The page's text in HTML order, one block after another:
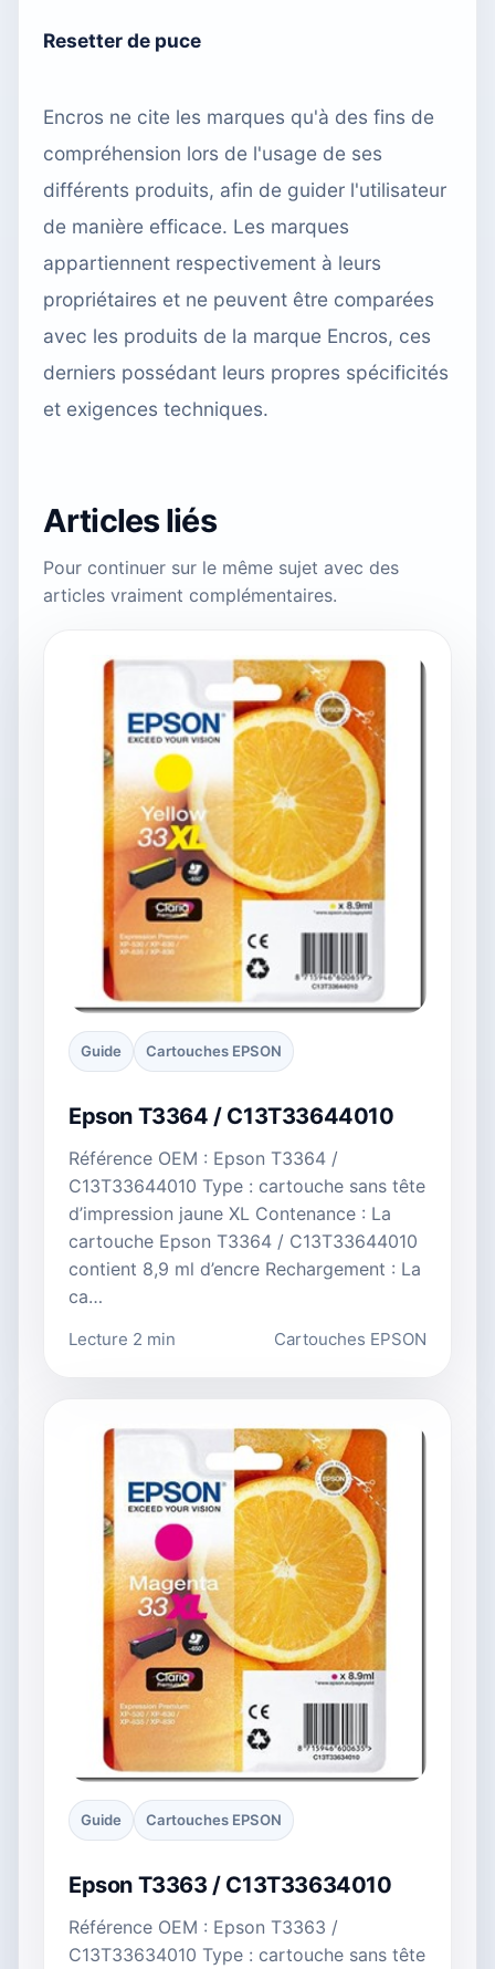
Resetter de puce
Encros ne cite les marques qu'à des fins de
compréhension lors de l'usage de ses
différents produits, afin de guider l'utilisateur
de manière efficace. Les marques
appartiennent respectivement à leurs
propriétaires et ne peuvent être comparées
avec les produits de la marque Encros, ces
derniers possédant leurs propres spécificités
et exigences techniques.
Articles liés
Pour continuer sur le même sujet avec des
articles vraiment complémentaires.
Guide Cartouches EPSON
Epson T3364 / C13T33644010
Référence OEM : Epson T3364 /
C13T33644010 Type : cartouche sans tête
d’impression jaune XL Contenance : La
cartouche Epson T3364 / C13T33644010
contient 8,9 ml d’encre Rechargement : La
ca…
Lecture 2 min Cartouches EPSON
Guide Cartouches EPSON
Epson T3363 / C13T33634010
Référence OEM : Epson T3363 /
C13T33634010 Type : cartouche sans tête